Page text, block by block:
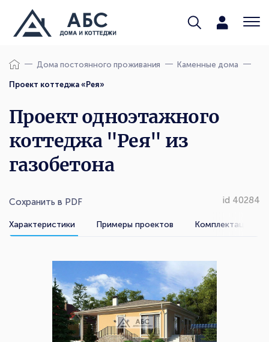
Дома постоянного проживания Каменные дома
Проект коттеджа «Рея»
Проект одноэтажного
коттеджа "Рея" из
газобетона
Сохранить в PDF id 40284
Характеристики Примеры проектов Комплектации